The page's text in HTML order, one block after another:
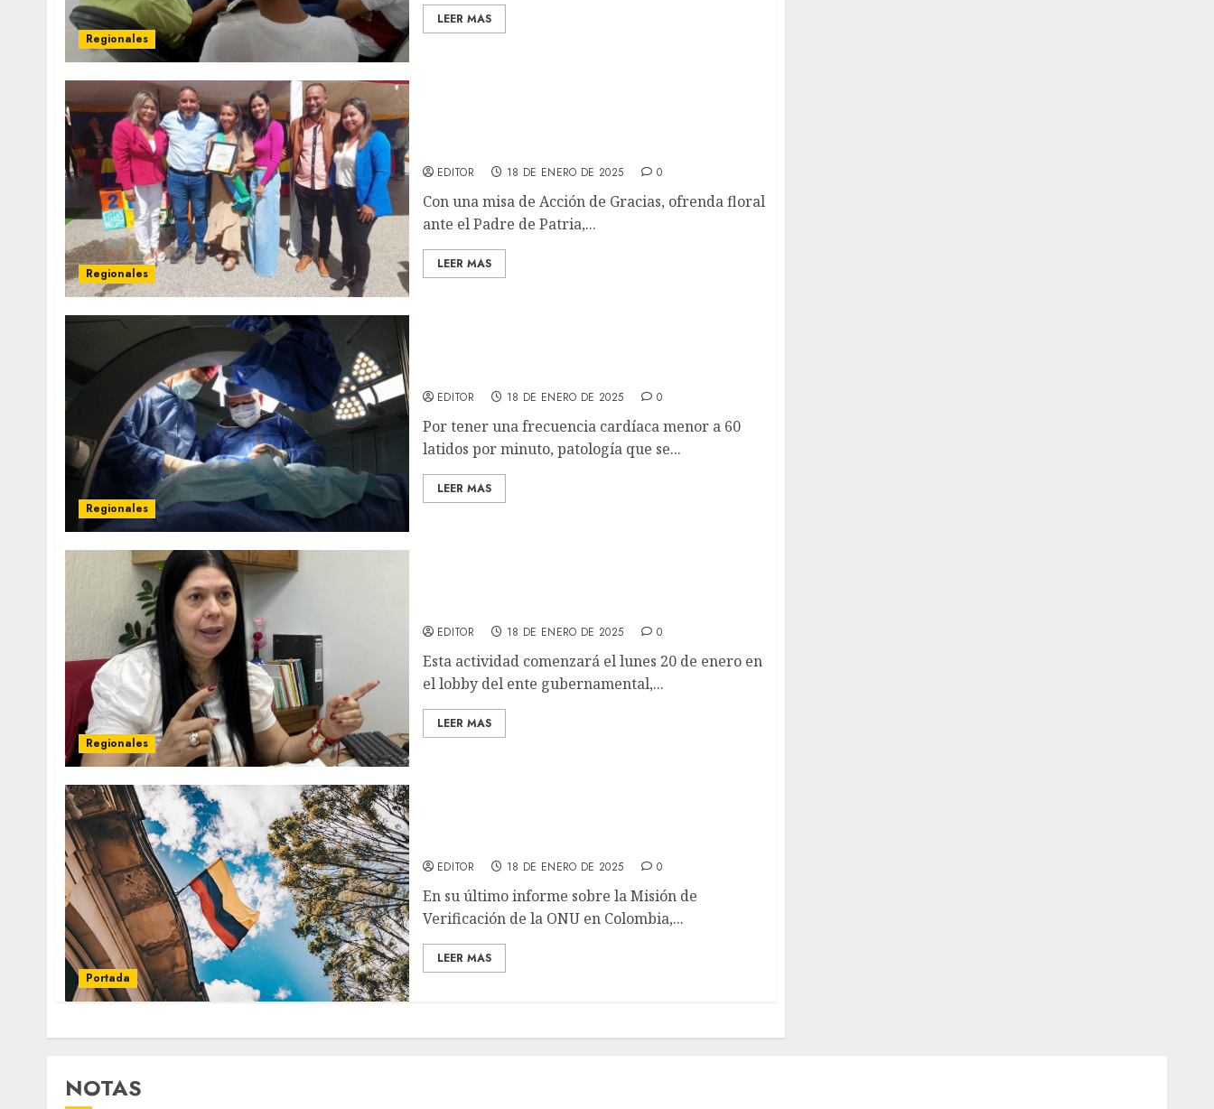
Regionales
LEER MAS
Regionales
EDITOR 18 DE ENERO DE 2025 0
Con una misa de Acción de Gracias, ofrenda floral
ante el Padre de Patria,...
LEER MAS
Regionales
EDITOR 18 DE ENERO DE 2025 0
Por tener una frecuencia cardíaca menor a 60
latidos por minuto, patología que se...
LEER MAS
Regionales
EDITOR 18 DE ENERO DE 2025 0
Esta actividad comenzará el lunes 20 de enero en
el lobby del ente gubernamental,...
LEER MAS
Portada
EDITOR 18 DE ENERO DE 2025 0
En su último informe sobre la Misión de
Verificación de la ONU en Colombia,...
LEER MAS
NOTAS